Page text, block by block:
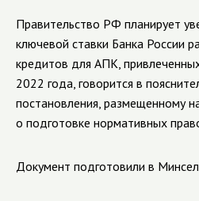
Правительство РФ планирует
ключевой ставки Банка России
кредитов для АПК,
2022 года, говорится в
постановления, размещенному
о подготовке нормативных
Документ подготовили в